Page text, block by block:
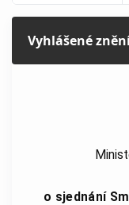
Vyhlášené
o sjednání